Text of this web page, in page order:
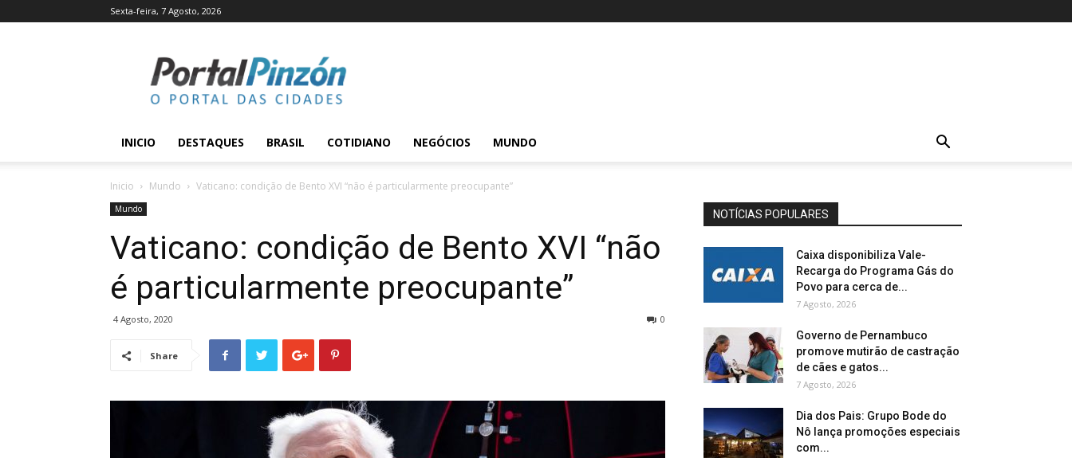
Sexta-feira, 7 Agosto, 2026
Pinzón
INICIO DESTAQUES BRASIL COTIDIANO NEGÓCIOS MUNDO
Inicio Mundo Vaticano: condição de Bento XVI “não é particularmente preocupante”
Mundo
Vaticano: condição de Bento XVI “não
é particularmente preocupante”
4 Agosto, 2020 0
Share
NOTÍCIAS POPULARES
Caixa disponibiliza Vale-
Recarga do Programa Gás do
Povo para cerca de...
7 Agosto, 2026
Governo de Pernambuco
promove mutirão de castração
de cães e gatos...
7 Agosto, 2026
Dia dos Pais: Grupo Bode do
Nô lança promoções especiais
com...